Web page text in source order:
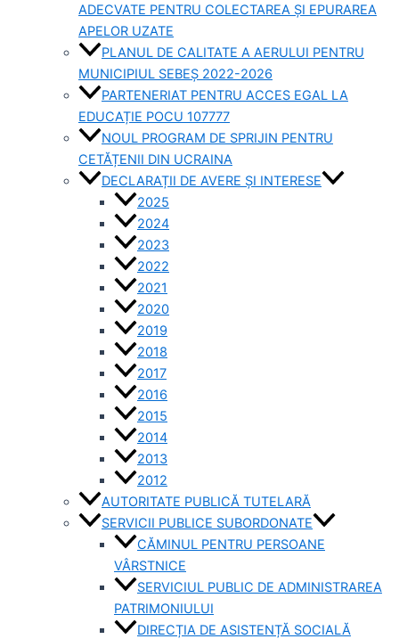
ADECVATE PENTRU COLECTAREA ȘI EPURAREA
APELOR UZATE
PLANUL DE CALITATE A AERULUI PENTRU
MUNICIPIUL SEBEȘ 2022-2026
PARTENERIAT PENTRU ACCES EGAL LA
EDUCAȚIE POCU 107777
NOUL PROGRAM DE SPRIJIN PENTRU
CETĂȚENII DIN UCRAINA
DECLARAȚII DE AVERE ȘI INTERESE
2025
2024
2023
2022
2021
2020
2019
2018
2017
2016
2015
2014
2013
2012
AUTORITATE PUBLICĂ TUTELARĂ
SERVICII PUBLICE SUBORDONATE
CĂMINUL PENTRU PERSOANE
VÂRSTNICE
SERVICIUL PUBLIC DE ADMINISTRAREA
PATRIMONIULUI
DIRECȚIA DE ASISTENȚĂ SOCIALĂ